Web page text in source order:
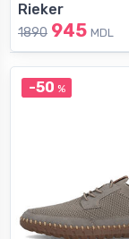
Rieker
1890 945 MDL
-50 %